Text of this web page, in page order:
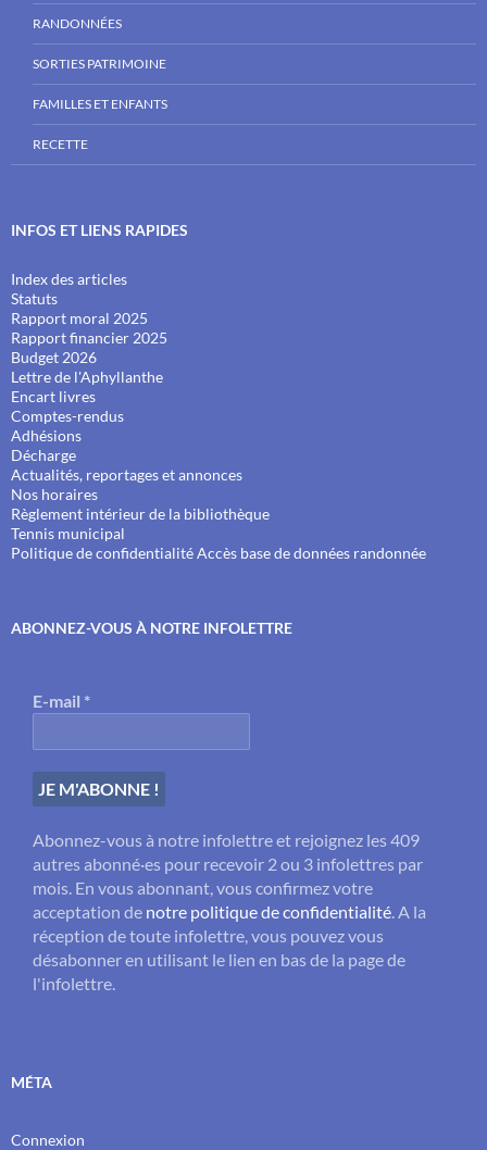
RANDONNÉES
SORTIES PATRIMOINE
FAMILLES ET ENFANTS
RECETTE
INFOS ET LIENS RAPIDES
Index des articles
Statuts
Rapport moral 2025
Rapport financier 2025
Budget 2026
Lettre de l'Aphyllanthe
Encart livres
Comptes-rendus
Adhésions
Décharge
Actualités, reportages et annonces
Nos horaires
Règlement intérieur de la bibliothèque
Tennis municipal
Politique de confidentialitéAccès base de données randonnée
ABONNEZ-VOUS À NOTRE INFOLETTRE
E-mail *
Abonnez-vous à notre infolettre et rejoignez les 409
autres abonné·es pour recevoir 2 ou 3 infolettres par
mois. En vous abonnant, vous confirmez votre
acceptation de notre politique de confidentialité . A la
réception de toute infolettre, vous pouvez vous
désabonner en utilisant le lien en bas de la page de
l'infolettre.
MÉTA
Connexion